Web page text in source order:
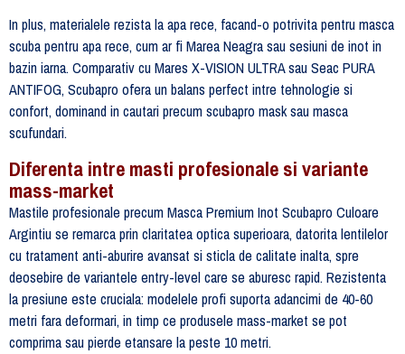
In plus, materialele rezista la apa rece, facand-o potrivita pentru masca
scuba pentru apa rece, cum ar fi Marea Neagra sau sesiuni de inot in
bazin iarna. Comparativ cu Mares X-VISION ULTRA sau Seac PURA
ANTIFOG, Scubapro ofera un balans perfect intre tehnologie si
confort, dominand in cautari precum scubapro mask sau masca
scufundari.
Diferenta intre masti profesionale si variante
mass-market
Mastile profesionale precum Masca Premium Inot Scubapro Culoare
Argintiu se remarca prin claritatea optica superioara, datorita lentilelor
cu tratament anti-aburire avansat si sticla de calitate inalta, spre
deosebire de variantele entry-level care se aburesc rapid. Rezistenta
la presiune este cruciala: modelele profi suporta adancimi de 40-60
metri fara deformari, in timp ce produsele mass-market se pot
comprima sau pierde etansare la peste 10 metri.